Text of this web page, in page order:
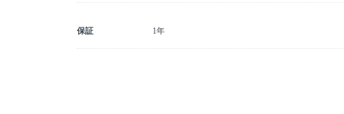
保証 1年